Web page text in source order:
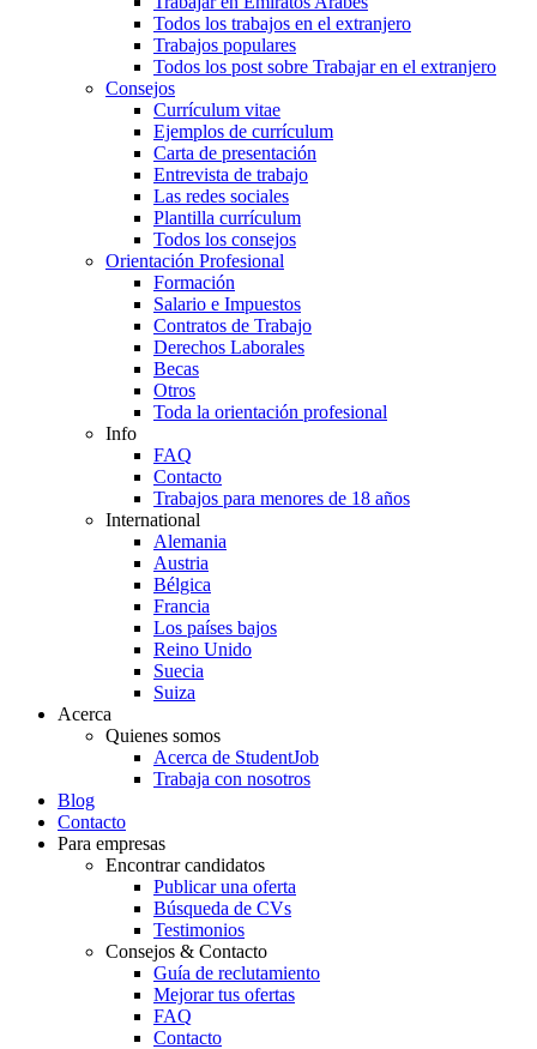
Todos los trabajos en el extranjero
Trabajos populares
Todos los post sobre Trabajar en el extranjero
Consejos
Currículum vitae
Ejemplos de currículum
Carta de presentación
Entrevista de trabajo
Las redes sociales
Plantilla currículum
Todos los consejos
Orientación Profesional
Formación
Salario e Impuestos
Contratos de Trabajo
Derechos Laborales
Becas
Otros
Toda la orientación profesional
Info
FAQ
Contacto
Trabajos para menores de 18 años
International
Alemania
Austria
Bélgica
Francia
Los países bajos
Reino Unido
Suecia
Suiza
Acerca
Quienes somos
Acerca de StudentJob
Trabaja con nosotros
Blog
Contacto
Para empresas
Encontrar candidatos
Publicar una oferta
Búsqueda de CVs
Testimonios
Consejos & Contacto
Guía de reclutamiento
Mejorar tus ofertas
FAQ
Contacto